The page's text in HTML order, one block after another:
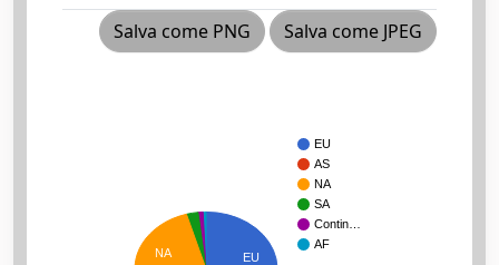
Salva come PNG
Salva come JPEG
EU
AS
NA
SA
Contin…
AF
EU
NA